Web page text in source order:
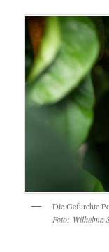
Die Gefurchte
Foto: Wilhelma